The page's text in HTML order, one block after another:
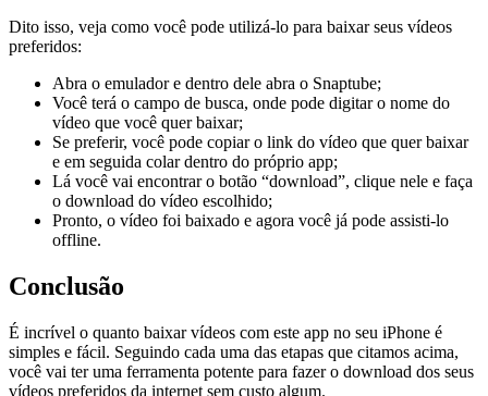
Dito isso, veja como você pode utilizá-lo para baixar seus vídeos
preferidos:
Abra o emulador e dentro dele abra o Snaptube;
Você terá o campo de busca, onde pode digitar o nome do
vídeo que você quer baixar;
Se preferir, você pode copiar o link do vídeo que quer baixar
e em seguida colar dentro do próprio app;
Lá você vai encontrar o botão “download”, clique nele e faça
o download do vídeo escolhido;
Pronto, o vídeo foi baixado e agora você já pode assisti-lo
offline.
Conclusão
É incrível o quanto baixar vídeos com este app no seu iPhone é
simples e fácil. Seguindo cada uma das etapas que citamos acima,
você vai ter uma ferramenta potente para fazer o download dos seus
vídeos preferidos da internet sem custo algum.